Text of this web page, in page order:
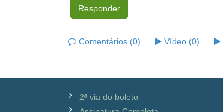
Responder
Comentários (0) Vídeo (0)
2ª via do boleto